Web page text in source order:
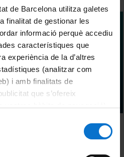
de Barcelona utilitza galetes
finalitat de gestionar les
informació perquè accediu
característiques que
experiència de la d’altres
(analitzar com
i amb finalitats de
que s’ofereix
del lloc web de la
intel·ligència artificial:
i responsabilitat civil